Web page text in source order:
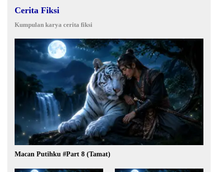
Cerita Fiksi
Kumpulan karya cerita fiksi
Macan Putihku #Part 8 (Tamat)